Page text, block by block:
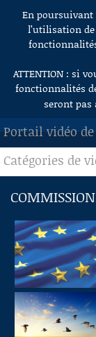
Aller au contenu
En poursuivant
l’utilisation
ATTENTION : si
fonctionnalités
seront pas
Portail vidéo
ACCUEIL
EN DIRECT
À LA
RECHERCHE
AIDE À LA
DE VIDÉOS
Catégories de